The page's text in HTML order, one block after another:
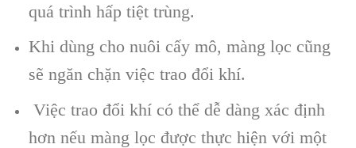
quá trình hấp tiệt trùng.
Khi dùng cho nuôi cấy mô, màng lọc cũng
sẽ ngăn chặn việc trao đổi khí.
Việc trao đổi khí có thể dễ dàng xác định
hơn nếu màng lọc được thực hiện với một